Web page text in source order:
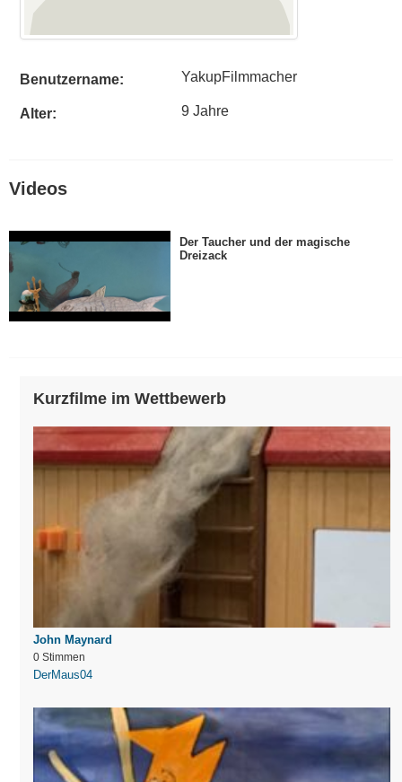
Benutzername: YakupFilmmacher
Alter: 9 Jahre
Videos
Der Taucher und der magische
Dreizack
Kurzfilme im Wettbewerb
John Maynard
0 Stimmen
DerMaus04